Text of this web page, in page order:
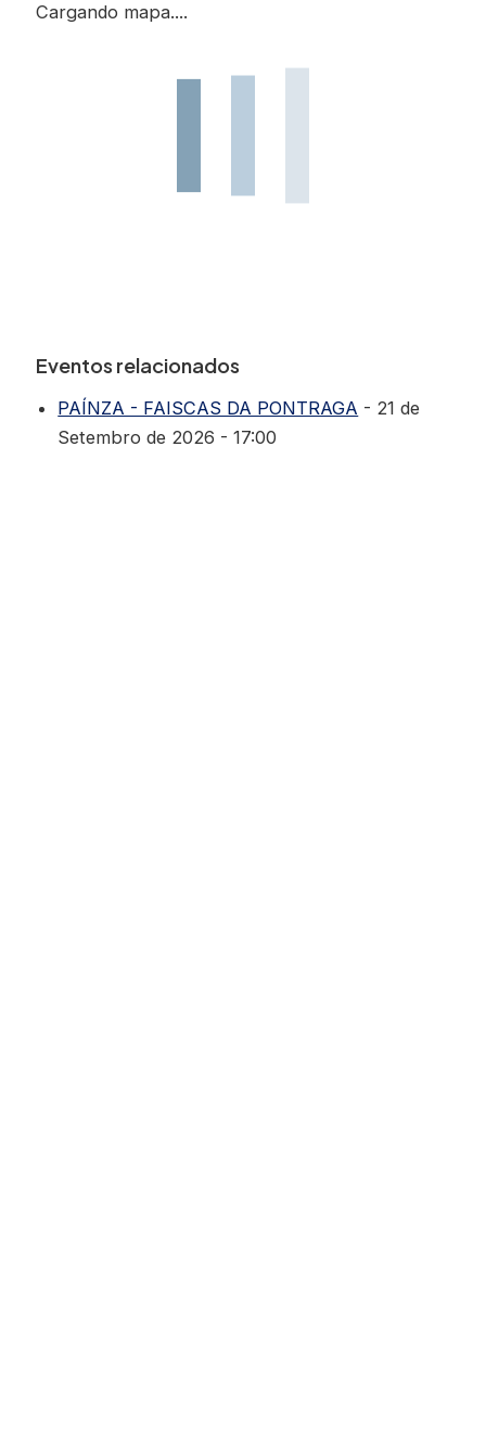
Cargando mapa....
Eventos relacionados
PAÍNZA - FAISCAS DA PONTRAGA - 21 de
Setembro de 2026 - 17:00